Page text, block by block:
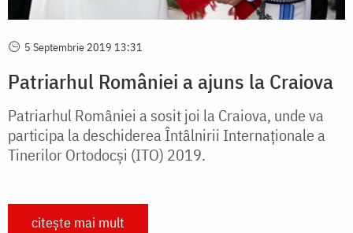
5 Septembrie 2019 13:31
Patriarhul României a ajuns la Craiova
Patriarhul României a sosit joi la Craiova, unde va
participa la deschiderea Întâlnirii Internaţionale a
Tinerilor Ortodocşi (ITO) 2019.
citește mai mult